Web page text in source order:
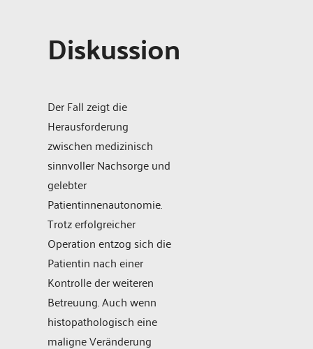
Diskussion
Der Fall zeigt die
Herausforderung
zwischen medizinisch
sinnvoller Nachsorge und
gelebter
Patientinnenautonomie.
Trotz erfolgreicher
Operation entzog sich die
Patientin nach einer
Kontrolle der weiteren
Betreuung. Auch wenn
histopathologisch eine
maligne Veränderung